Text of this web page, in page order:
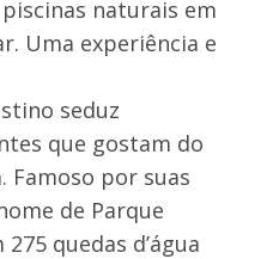
naturais em
Uma experiência e
seduz
que gostam do
Famoso por suas
de Parque
quedas d’água